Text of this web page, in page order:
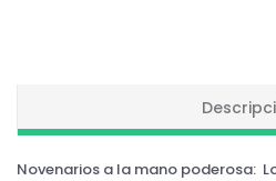
Novenarios a la mano poderosa: